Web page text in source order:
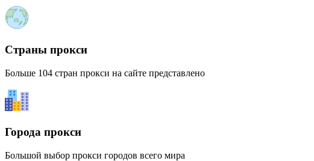
Страны прокси
Больше 104 стран прокси на сайте представлено
Города прокси
Большой выбор прокси городов всего мира